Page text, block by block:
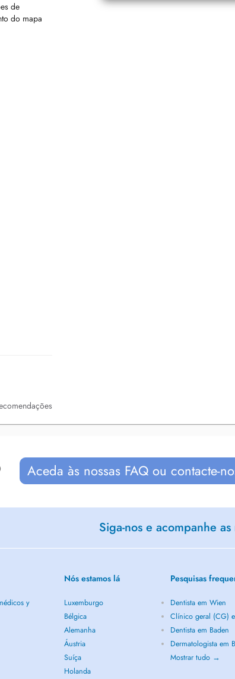
de
do mapa
Aceda às nossas FAQ ou contacte-
Siga-nos e acompanhe
y
Nós estamos lá
Luxemburgo
Bélgica
Alemanha
Áustria
Suíça
Holanda
Pesquisas
Dentista em Wien
Clínico geral (CG)
Dentista em Baden
Dermatologista em
Mostrar tudo →